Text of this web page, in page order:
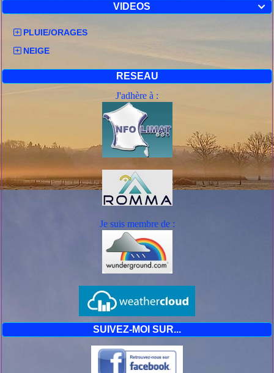

VIDEOS
PLUIE/ORAGES
NEIGE
RESEAU
J'adhère à :
Je suis membre de :
SUIVEZ-MOI SUR...